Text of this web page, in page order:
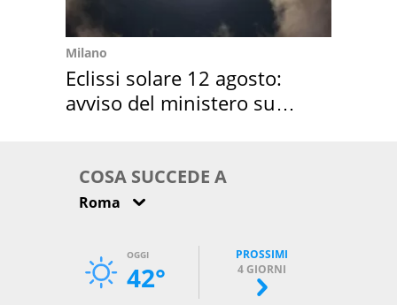
Milano
Eclissi solare 12 agosto:
avviso del ministero su